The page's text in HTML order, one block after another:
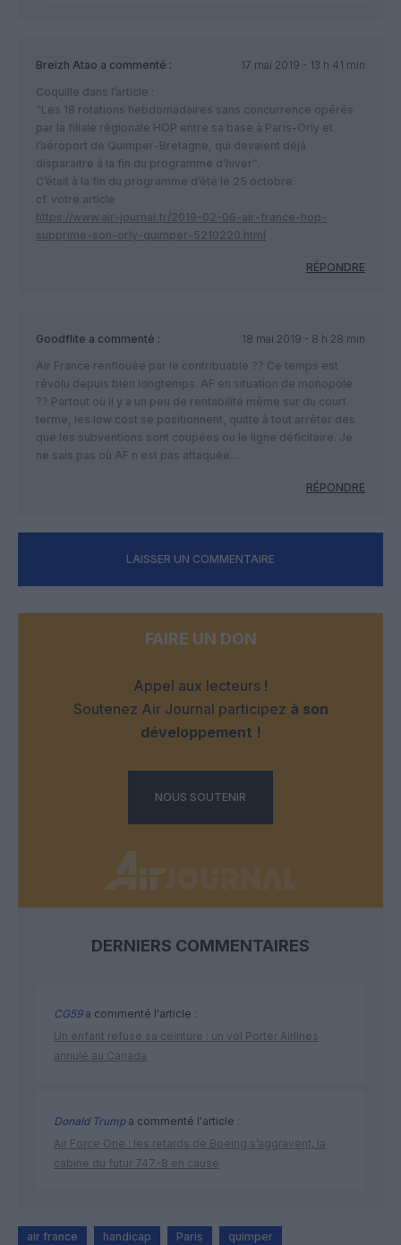
Breizh Atao a commenté :
17 mai 2019 - 13 h 41 min
Coquille dans l’article :
“Les 18 rotations hebdomadaires sans concurrence opérés
par la filiale régionale HOP entre sa base à Paris-Orly et
l’aéroport de Quimper-Bretagne, qui devaient déjà
disparaitre à la fin du programme d’hiver”.
C’était à la fin du programme d’été le 25 octobre.
cf. votre article
https://www.air-journal.fr/2019-02-06-air-france-hop-
supprime-son-orly-quimper-5210220.html
RÉPONDRE
Goodflite a commenté :
18 mai 2019 - 8 h 28 min
Air France renflouée par le contribuable ?? Ce temps est
révolu depuis bien longtemps. AF en situation de monopole
?? Partout où il y a un peu de rentabilité même sur du court
terme, les low cost se positionnent, quitte à tout arrêter des
que les subventions sont coupées ou le ligne déficitaire. Je
ne sais pas où AF n est pas attaquée…
RÉPONDRE
LAISSER UN COMMENTAIRE
FAIRE UN DON
Appel aux lecteurs !
Soutenez Air Journal participez à son
développement !
NOUS SOUTENIR
DERNIERS COMMENTAIRES
CG59a commenté l'article :
Un enfant refuse sa ceinture : un vol Porter Airlines
annulé au Canada
Donald Trumpa commenté l'article :
Air Force One : les retards de Boeing s’aggravent, la
cabine du futur 747-8 en cause
air france handicap Paris quimper